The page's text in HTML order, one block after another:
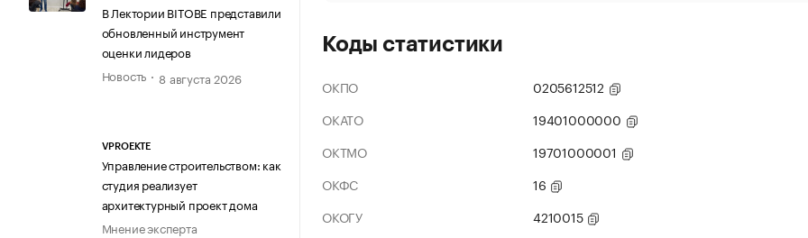
В Лектории BITOBE представили
обновленный инструмент
оценки лидеров
Новость
8 августа 2026
VPROEKTE
Управление строительством: как
студия реализует
архитектурный проект дома
Мнение эксперта
Коды статистики
ОКПО
0205612512
ОКАТО
19401000000
ОКТМО
19701000001
ОКФС
16
ОКОГУ
4210015